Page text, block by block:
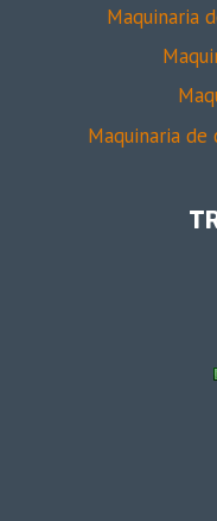
Maquinaria
Maquinaria